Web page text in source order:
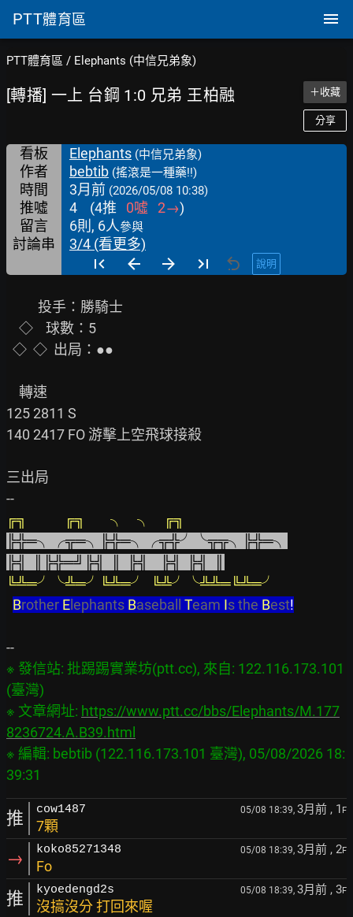
PTT體育區
PTT體育區 / Elephants (中信兄弟象)
[轉播] 一上 台鋼 1:0 兄弟 王柏融 ＋收藏
分享
看板 Elephants (中信兄弟象)
作者 bebtib (搖滾是一種藥!!)
時間 3月前 (2026/05/08 10:38)
推噓 4 (4推 0噓 2→)
留言
6則, 6人參與
討論串 3/4 (看更多)
說明
125 2811 S
140 2417 FO 游擊上空飛球接殺
三出局
╔╗            ╔╗        ╮    ╮    ╔╗
╠╬═╮╭╦═╮╠╬═╮╭╦╬╯╰╦╦╮╠╬═╮
╠╣  ║╠╬═╝╠╣  ║  ╠╣    ╠╣  ╠╣  ║
╚╩═╯╰╩═╯╚╩═╯  ╚╩╯╰╩╩═╚╩═╯
Brother E lephants Baseball Team Is the Best!
※ 發信站: 批踢踢實業坊(ptt.cc), 來自: 122.116.173.101
(臺灣)
※ 文章網址: https://www.ptt.cc/bbs/Elephants/M.177
8236724.A.B39.html
※ 編輯: bebtib (122.116.173.101 臺灣), 05/08/2026 18:
推 cow1487 05/08 18:39, 3月前 , 1 F
7顆
→ koko85271348 05/08 18:39, 3月前 , 2F
Fo
推 kyoedengd2s 05/08 18:39, 3月前 , 3F
沒搞沒分 打回來喔